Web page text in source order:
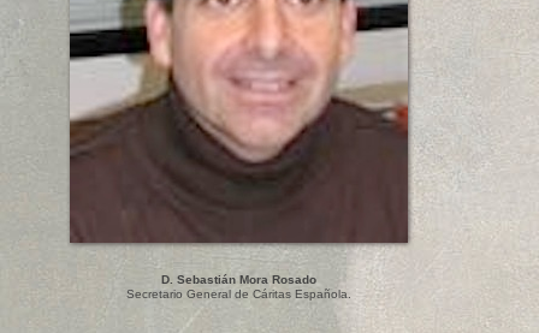
D. Sebastián Mora Rosado
Secretario General de Cáritas Española.